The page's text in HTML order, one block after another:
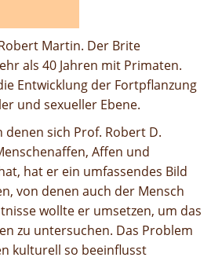
Martin. Der Brite
als 40 Jahren mit Primaten.
Entwicklung der Fortpflanzung
und sexueller Ebene.
denen sich Prof. Robert D.
Affen und
hat er ein umfassendes Bild
von denen auch der Mensch
wollte er umsetzen, um das
zu untersuchen. Das Problem
kulturell so beeinflusst